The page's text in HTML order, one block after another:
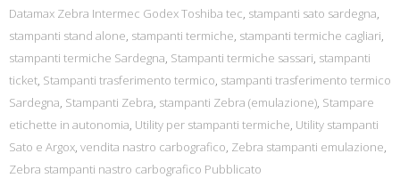
Datamax Zebra Intermec Godex Toshiba tec, stampanti sato sardegna,
stampanti stand alone, stampanti termiche, stampanti termiche cagliari,
stampanti termiche Sardegna, Stampanti termiche sassari, stampanti
ticket, Stampanti trasferimento termico, stampanti trasferimento termico
Sardegna, Stampanti Zebra, stampanti Zebra (emulazione), Stampare
etichette in autonomia, Utility per stampanti termiche, Utility stampanti
Sato e Argox, vendita nastro carbografico, Zebra stampanti emulazione,
Zebra stampanti nastro carbografico Pubblicato